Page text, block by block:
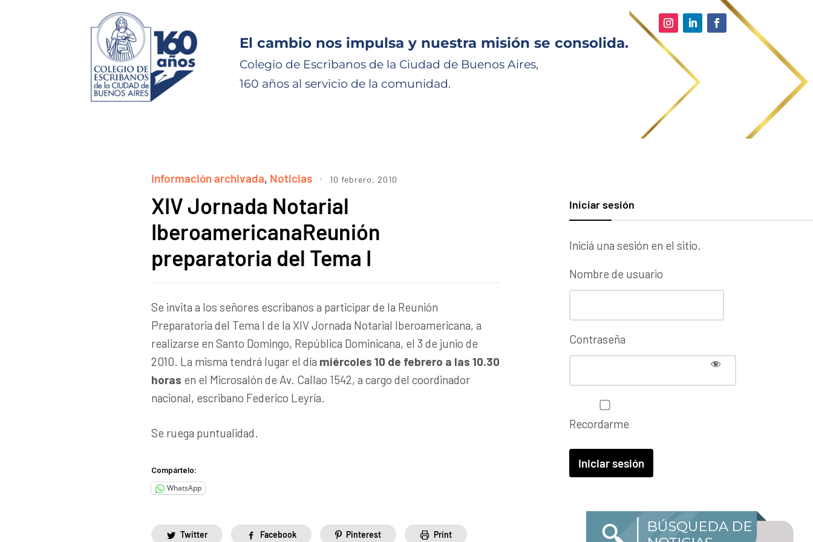
El cambio nos impulsa y nuestra misión se consolida.
Colegio de Escribanos de la Ciudad de Buenos Aires,
160 años al servicio de la comunidad.
información archivada, Noticias 10 febrero, 2010
XIV Jornada Notarial
IberoamericanaReunión
preparatoria del Tema I
Se invita a los señores escribanos a participar de la Reunión
Preparatoria del Tema I de la XIV Jornada Notarial Iberoamericana, a
realizarse en Santo Domingo, República Dominicana, el 3 de junio de
2010. La misma tendrá lugar el día miércoles 10 de febrero a las 10.30
horas en el Microsalón de Av. Callao 1542, a cargo del coordinador
nacional, escribano Federico Leyría.
Se ruega puntualidad.
Compártelo:
WhatsApp
Twitter Facebook Pinterest Print
Iniciar sesión
Iniciá una sesión en el sitio.
Nombre de usuario
Contraseña
Recordarme